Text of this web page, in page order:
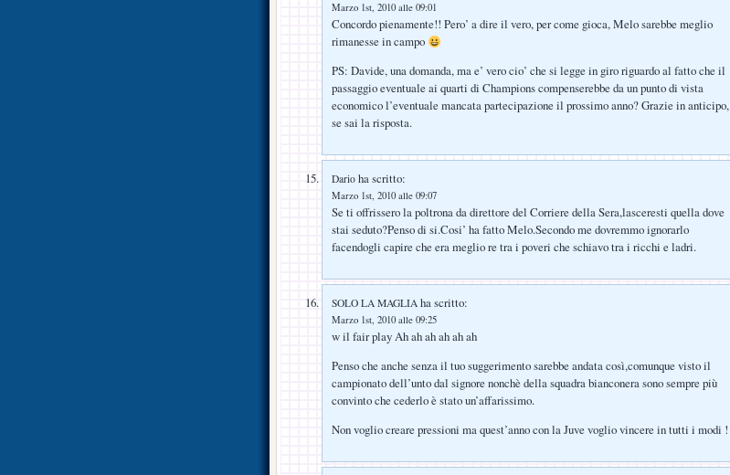
Marzo 1st, 2010 alle 09:01
Concordo pienamente!! Pero’ a dire il vero, per come gioca, Melo sarebbe meglio
rimanesse in campo
PS: Davide, una domanda, ma e’ vero cio’ che si legge in giro riguardo al fatto che il
passaggio eventuale ai quarti di Champions compenserebbe da un punto di vista
economico l’eventuale mancata partecipazione il prossimo anno? Grazie in anticipo,
se sai la risposta.
Dario ha scritto:
Marzo 1st, 2010 alle 09:07
Se ti offrissero la poltrona da direttore del Corriere della Sera,lasceresti quella dove
stai seduto?Penso di si.Cosi’ ha fatto Melo.Secondo me dovremmo ignorarlo
facendogli capire che era meglio re tra i poveri che schiavo tra i ricchi e ladri.
SOLO LA MAGLIA ha scritto:
Marzo 1st, 2010 alle 09:25
w il fair play Ah ah ah ah ah ah
Penso che anche senza il tuo suggerimento sarebbe andata così,comunque visto il
campionato dell’unto dal signore nonchè della squadra bianconera sono sempre più
convinto che cederlo è stato un’affarissimo.
Non voglio creare pressioni ma quest’anno con la Juve voglio vincere in tutti i modi !